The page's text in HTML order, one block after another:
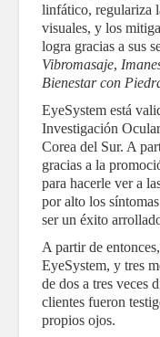
linfático, regulariza
visuales, y los
logra gracias a sus
Vibromasaje,
Bienestar con
EyeSystem está
Investigación
Corea del Sur. A
gracias a la
para hacerle ver a
por alto los
ser un éxito
A partir de
EyeSystem, y tres
de dos a tres veces
clientes fueron
propios ojos.